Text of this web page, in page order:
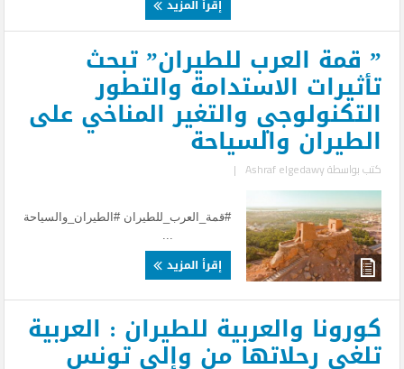
إقرأ المزيد
” قمة العرب للطيران” تبحث
تأثيرات الاستدامة والتطور
التكنولوجي والتغير المناخي على
الطيران والسياحة
كتب بواسطةAshraf elgedawy
|
#قمة_العرب_للطيران #الطيران_والسياحة
إقرأ المزيد
كورونا والعربية للطيران : العربية
تلغي رحلاتها من وإلي تونس